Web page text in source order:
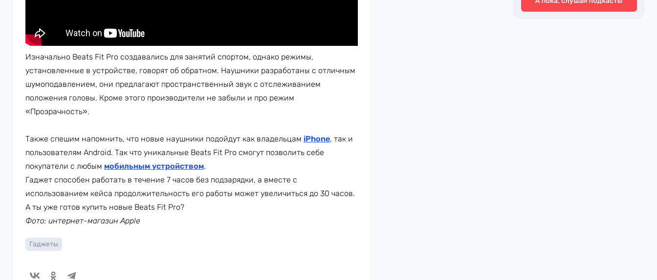
Изначально Beats Fit Pro создавались для занятий спортом, однако режимы,
установленные в устройстве, говорят об обратном. Наушники разработаны с отличным
шумоподавлением, они предлагают пространственный звук с отслеживанием
положения головы. Кроме этого производители не забыли и про режим
«Прозрачность».
Также спешим напомнить, что новые наушники подойдут как владельцам iPhone, так и
пользователям Android. Так что уникальные Beats Fit Pro смогут позволить себе
покупатели с любым мобильным устройством.
Гаджет способен работать в течение 7 часов без подзарядки, а вместе с
использованием кейса продолжительность его работы может увеличиться до 30 часов.
А ты уже готов купить новые Beats Fit Pro?
Фото: интернет-магазин Apple
Гаджеты